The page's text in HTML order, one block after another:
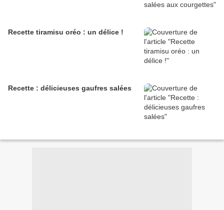
Recette tiramisu oréo : un délice !
Recette : délicieuses gaufres salées